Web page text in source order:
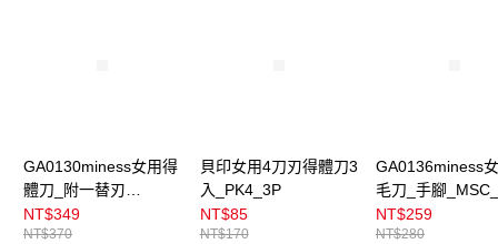
買賣價金債權讓與本公司後，依約使用本公司帳單繳交帳款。
2.基於同意付款使用「大哥付你分期」之契約關係目的，商店將以您的個人
資料（包含姓名、電話或地址）提供予台灣大哥大進項蒐集、處理及利用，
由本公司與您本人進行分期帳單所需資料之確認、核對及更正。
每筆NT$100，滿NT$899(含以上)免運費
宅配
每筆NT$100，滿NT$899(含以上)免運費
GA0130miness女用得
體刀_附一替刃
_MSA_2H
NT$349
NT$370
貝印女用4刀刃得體刀3
入_PK4_3P
NT$85
NT$170
GA0136miness
毛刀_手腳
NT$259
NT$280